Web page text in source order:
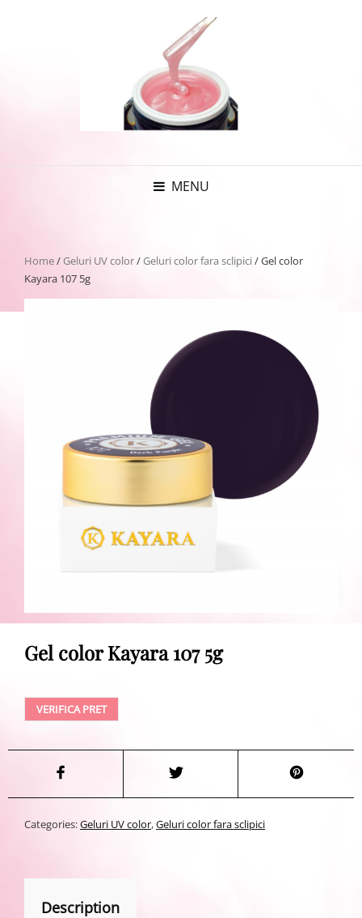
MENU
Home/Geluri UV color/Geluri color fara sclipici/ Gel color
Kayara 107 5g
Gel color Kayara 107 5g
VERIFICA PRET
Categories:Geluri UV color,Geluri color fara sclipici
Description